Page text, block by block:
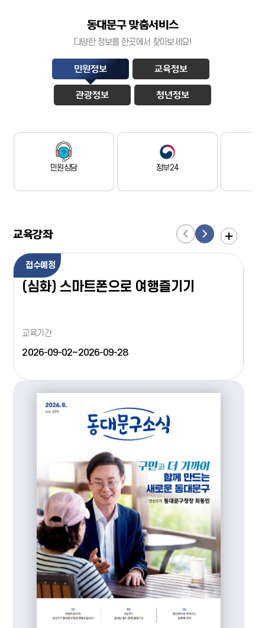
동대문구 맞춤서비스
다양한 정보를 한곳에서 찾아보세요!
민원정보 교육정보
관광정보 청년정보
민원상담 정부24
교육강좌
접수예정
(심화) 스마트폰으로 여행즐기기
교육기간
2026-09-02~2026-09-28